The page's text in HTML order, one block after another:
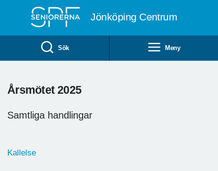
Jönköping Centrum
Sök Meny
Årsmötet 2025
Samtliga handlingar
Kallelse